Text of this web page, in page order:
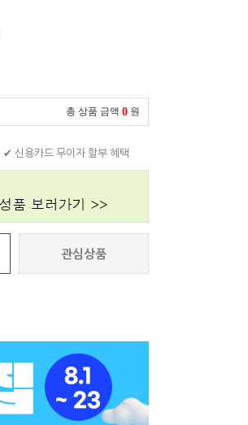
총 상품 금액 0 원
✔ 신용카드 무이자 할부 혜택
관심상품